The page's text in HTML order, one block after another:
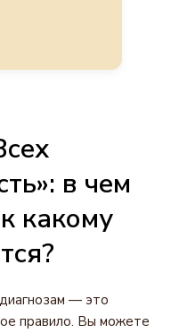
в чем
какому
— это
правило. Вы можете